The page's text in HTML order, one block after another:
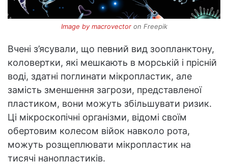
Image by macrovectoron Freepik
Вчені з’ясували, що певний вид зоопланктону,
коловертки, які мешкають в морській і прісній
воді, здатні поглинати мікропластик, але
замість зменшення загрози, представленої
пластиком, вони можуть збільшувати ризик.
Ці мікроскопічні організми, відомі своїм
обертовим колесом війок навколо рота,
можуть розщеплювати мікропластик на
тисячі нанопластиків.